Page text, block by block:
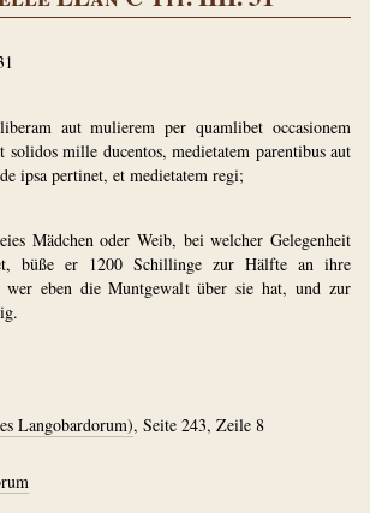
aut mulierem per quamlibet occasionem
solidos mille ducentos, medietatem parentibus aut
ipsa pertinet, et medietatem regi;
Mädchen oder Weib, bei welcher Gelegenheit
büße er 1200 Schillinge zur Hälfte an ihre
wer eben die Muntgewalt über sie hat, und zur
Langobardorum), Seite 243, Zeile 8